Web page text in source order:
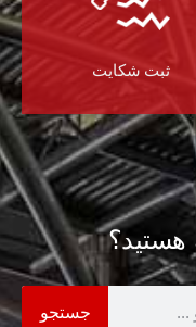
ثبت شکایت
هستید؟
جستجو